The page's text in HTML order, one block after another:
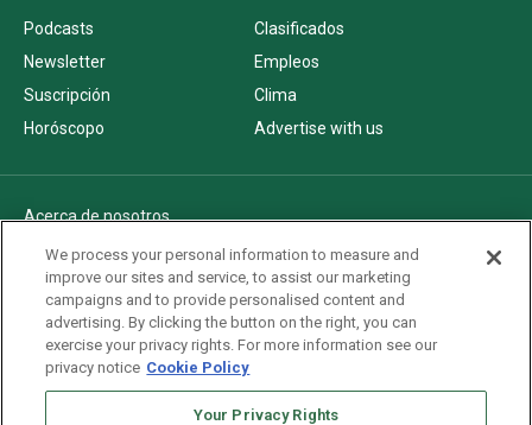
Podcasts
Clasificados
Newsletter
Empleos
Suscripción
Clima
Horóscopo
Advertise with us
Acerca de nosotros
Politica de privacidad
Pautas Editoriales
AdChoices
Advertise with us
Newsletters
We process your personal information to measure and
improve our sites and service, to assist our marketing
campaigns and to provide personalised content and
advertising. By clicking the button on the right, you can
exercise your privacy rights. For more information see our
privacy notice Cookie Policy
Your Privacy Rights